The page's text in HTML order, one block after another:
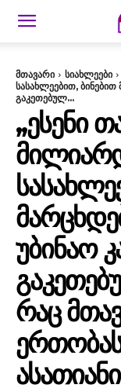
მთავარი სიახლეები
სასახლეებით, ბინებით
გაკეთებულ...
,,ᲔᲡᲔᲜᲘ
ᲣᲑᲘᲜᲐᲝ
ᲠᲐᲪ
ᲐᲡᲐᲗᲘᲐᲜᲘ